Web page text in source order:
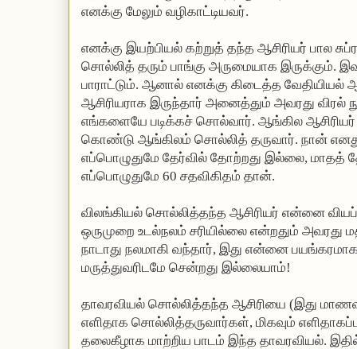
எனக்கு மேலும் வழிகாட்டியவர்.
எனக்கு இயற்பியல் கற்றுத் தந்த ஆசிரியர் பால
சொல்லித் தரும் பாங்கு அருமையாக இருக்கும்.
பாராட்டும். ஆனால் எனக்கு கிடைத்த
ஆசிரியராக இருந்தார் அனைத்தும் அவரது விரல்
எங்களையே படிக்கச் சொல்வார். ஆங்கில
கொண்டு ஆங்கிலம் சொல்லித் தருவார். நான்
எப்பொழுதுமே தேர்வில் தோற்றது இல்லை, மாதத்
எப்பொழுதுமே 60 சதவிகிதம் தான்.
விலங்கியல் சொல்லித்தந்த ஆசிரியர் என்னை
ஒருமுறை உடல்நலம் சரியில்லை என்றதும் அவரது
நாடாது நலமாகி வந்தார், இது என்னை
மருத்துவரிடமே சென்றது இல்லையாம்!
தாவரவியல் சொல்லித்தந்த ஆசிரியை (இது
எளிதாக சொல்லித்தருவார்கள், மிகவும்
தலைகீழாக மாற்றிய பாடம் இந்த தாவரவியல்.